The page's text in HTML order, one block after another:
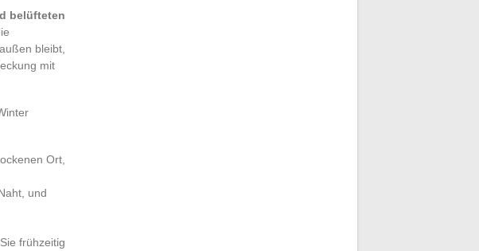
belüfteten
bleibt,
mit
Ort,
und
frühzeitig